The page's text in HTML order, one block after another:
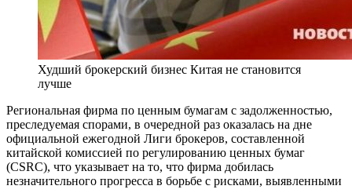
Худший брокерский бизнес Китая не становится
лучше
Региональная фирма по ценным бумагам с задолженностью,
преследуемая спорами, в очередной раз оказалась на дне
официальной ежегодной Лиги брокеров, составленной
китайской комиссией по регулированию ценных бумаг
(CSRC), что указывает на то, что фирма добилась
незначительного прогресса в борьбе с рисками, выявленными